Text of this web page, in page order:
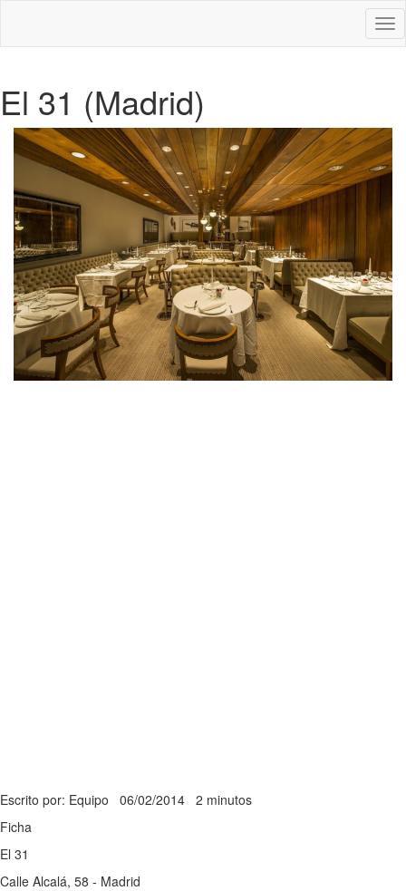
El 31 (Madrid)
Escrito por: Equipo 06/02/2014 2 minutos
Ficha
El 31
Calle Alcalá, 58 - Madrid